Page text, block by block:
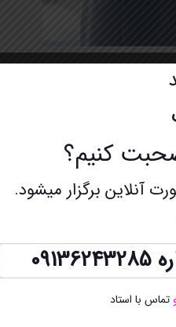
سوال برایتان پیش بیاید. اما اگر
زبان بدن، خوب گوش دادن و… هم جز
او از درد دستش را عقب بکشد! منظورم
می دهید، در واقع نشان می‌دهید
او از درد دستش را عقب بکشد! منظورم
می دهید، در واقع نشان
کنیم؟
09136243285
تماس با استاد